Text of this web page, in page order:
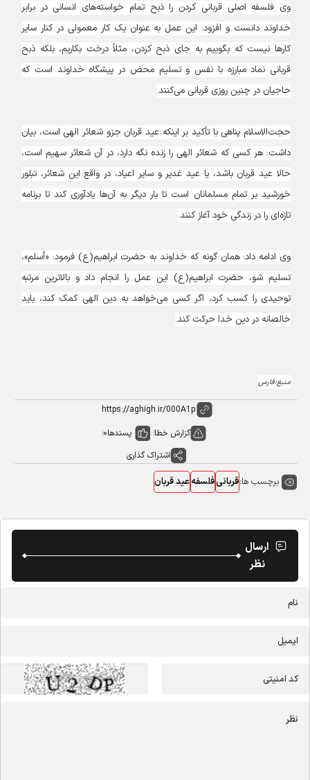
وی فلسفه اصلی قربانی کردن را ذبح تمام خواسته‌های انسانی در برابر
خداوند دانست و افزود: این عمل به عنوان یک کار معمولی در کنار سایر
کارها نیست که بگوییم به جای ذبح کردن، مثلاً درخت بکاریم، بلکه ذبح
قربانی نماد مبارزه با نفس و تسلیم محض در پیشگاه خداوند است که
حاجیان در چنین روزی قربانی می‌کنند.
حجت‌الاسلام پناهی با تأکید بر اینکه عید قربان جزو شعائر الهی است، بیان
داشت: هر کسی که شعائر الهی را زنده نگه دارد، در آن شعائر سهیم است،
حالا عید قربان باشد، یا عید غدیر و سایر اعیاد، در واقع این شعائر، تبلور
خورشید بر تمام مسلمانان است تا بار دیگر به آن‌ها یادآوری کند تا برنامه
تازه‌ای را در زندگی خود آغاز کنند.
وی ادامه داد: همان گونه که خداوند به حضرت ابراهیم(ع) فرمود: «أسلم»،
تسلیم شو، حضرت ابراهیم(ع) این عمل را انجام داد و بالاترین مرتبه
توحیدی را کسب کرد، اگر کسی می‌خواهد به دین الهی کمک کند، باید
خالصانه در دین خدا حرکت کند.
منبع:فارس
گزارش خطا پسندها0
اشتراک گذاری
برچسب ها:قربانیفلسفهعید قربان
ارسال
نظر